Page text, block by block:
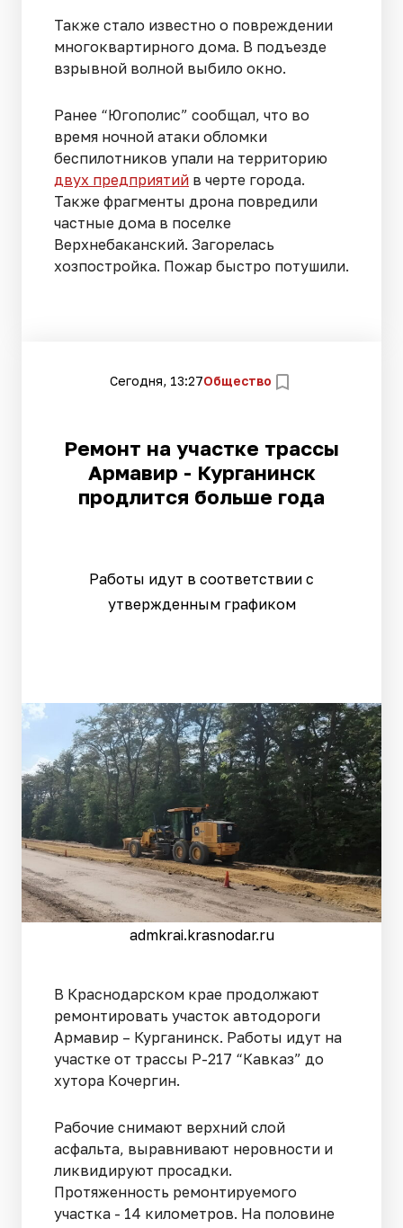
Также стало известно о повреждении
многоквартирного дома. В подъезде
взрывной волной выбило окно.
Ранее “Югополис” сообщал, что во
время ночной атаки обломки
беспилотников упали на территорию
двух предприятий в черте города.
Также фрагменты дрона повредили
частные дома в поселке
Верхнебаканский. Загорелась
хозпостройка. Пожар быстро потушили.
Сегодня, 13:27Общество
Ремонт на участке трассы
Армавир - Курганинск
продлится больше года
Работы идут в соответствии с
утвержденным графиком
admkrai.krasnodar.ru
В Краснодарском крае продолжают
ремонтировать участок автодороги
Армавир – Курганинск. Работы идут на
участке от трассы Р-217 “Кавказ” до
хутора Кочергин.
Рабочие снимают верхний слой
асфальта, выравнивают неровности и
ликвидируют просадки.
Протяженность ремонтируемого
участка - 14 километров. На половине